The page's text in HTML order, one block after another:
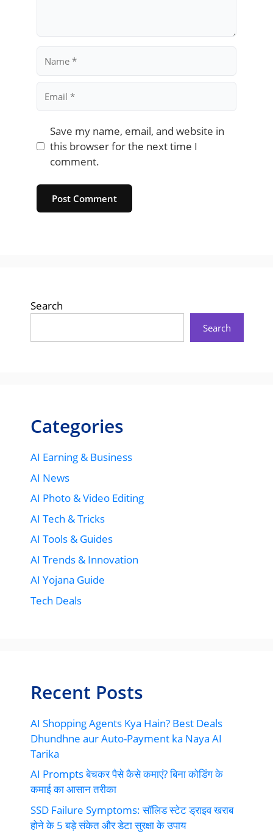
Save my name, email, and website in
this browser for the next time I
comment.
Website
Search
Search
Categories
AI Earning & Business
AI News
AI Photo & Video Editing
AI Tech & Tricks
AI Tools & Guides
AI Trends & Innovation
AI Yojana Guide
Tech Deals
Recent Posts
AI Shopping Agents Kya Hain? Best Deals
Dhundhne aur Auto-Payment ka Naya AI
Tarika
AI Prompts बेचकर पैसे कैसे कमाएं? बिना कोडिंग के
कमाई का आसान तरीका
SSD Failure Symptoms: सॉलिड स्टेट ड्राइव खराब
होने के 5 बड़े संकेत और डेटा सुरक्षा के उपाय